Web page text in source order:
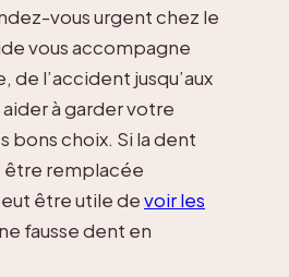
vous urgent chez le
vous accompagne
l’accident jusqu’aux
à garder votre
bons choix. Si la dent
être remplacée
être utile devoir les
fausse dent en